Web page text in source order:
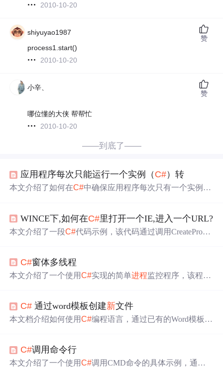
2010-10-20
shiyuyao1987
process1.start()
2010-10-20
赞
小辛、
哪位懂的大侠 帮帮忙
2010-10-20
赞
——到底了——
应用程序每次只能运行一个实例（ C#）转
本文介绍了如何在C#中确保应用程序每次只有一个实例运
现已有实例，则激活并显示其窗口；否则创建新的应用程
序实例。
WINCE下,如何在C#里打开一个IE,进入一个URL?
本文介绍了一段C#代码示例，该代码通过调用CreateProces
了一个processinfo类，用于接收
C#窗体多线程
本文介绍了一个使用C#实现的简单进程监控程序，该程序
期执行检查任务，以及如何通过传递引用参数更
件。
C# 通过word模板创建新文件
本文档介绍如何使用C#编程语言，通过已有的Word模板来
板文件。然后，保存
书签处插入值，确保书签存在后，使用`TypeText`方法插入
C#调用命令行
本文介绍了一个使用C#调用CMD命令的具体示例，通过